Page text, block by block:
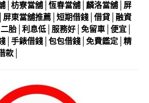
│枋寮當舖 │恆春當舖 │麟洛當舖 │屏
│屏東當舖推薦 │短期借錢 │借貸 │融資
二胎 │利息低 服務好 │免留車 │便宜
│手錶借錢 │包包借錢 │免費鑑定 │精
款